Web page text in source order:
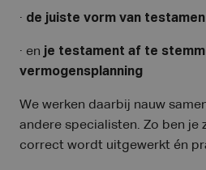
· de juiste vorm van
· en je testament af te
vermogensplanning
We werken daarbij nauw
andere specialisten. Zo ben je
correct wordt uitgewerkt én